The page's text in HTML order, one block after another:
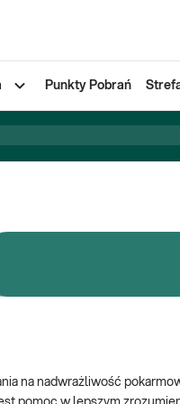
Punkty Pobrań
na nadwrażliwość